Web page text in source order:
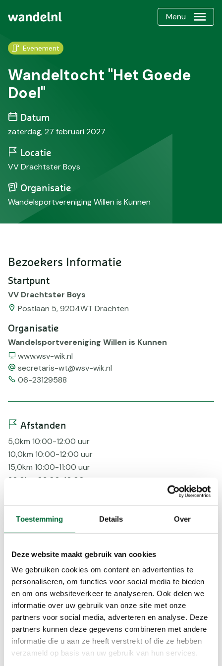
Toestemming Details Over
Deze website maakt gebruik van cookies
We gebruiken cookies om content en advertenties te
personaliseren, om functies voor social media te bieden
en om ons websiteverkeer te analyseren. Ook delen we
informatie over uw gebruik van onze site met onze
partners voor social media, adverteren en analyse. Deze
partners kunnen deze gegevens combineren met andere
informatie die u aan ze heeft verstrekt of die ze hebben
verzameld op basis van uw gebruik van hun services.
Menu
Evenement
Wandeltocht "Het Goede
Doel"
Datum
zaterdag, 27 februari 2027
Locatie
VV Drachtster Boys
Organisatie
Wandelsportvereniging Willen is Kunnen
Bezoekers Informatie
Startpunt
VV Drachtster Boys
Postlaan 5, 9204WT Drachten
Organisatie
Wandelsportvereniging Willen is Kunnen
Website
www.wsv-wik.nl
emailsecretaris-wt@wsv-wik.nl
Telefoonnummer
06-23129588
Afstanden
5,0km 10:00-12:00 uur
10,0km 10:00-12:00 uur
15,0km 10:00-11:00 uur
20,0km 09:00-10:00 uur
Bereikbaarheid
Bus
Voorzieningen
AED
Bepijld
EHBO
Honden, mits aangelijnd
Routebeschr
Rust